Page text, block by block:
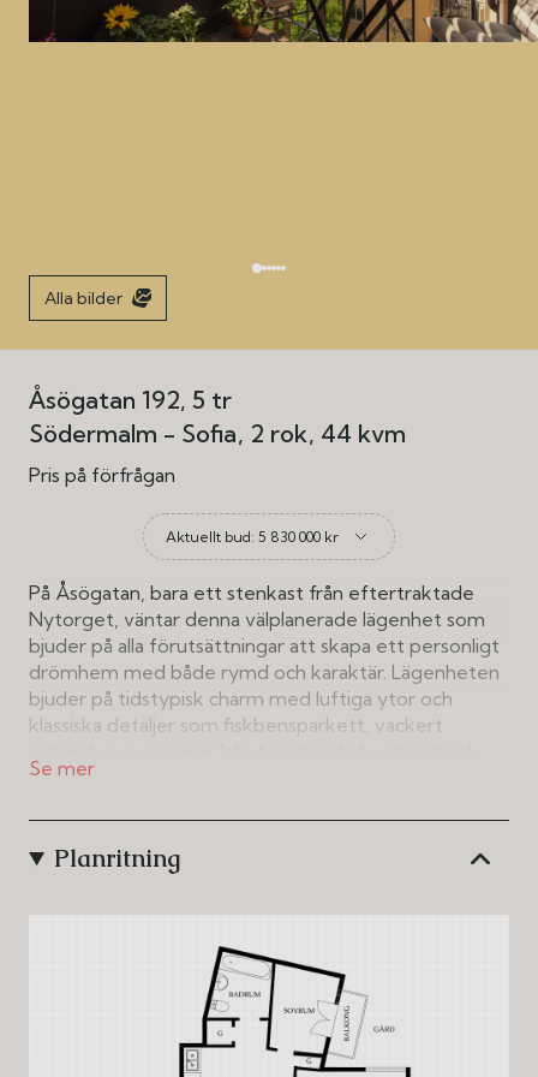
Alla bilder
Åsögatan 192, 5 tr
Södermalm - Sofia 2 rok 44 kvm
Pris på förfrågan
Aktuellt bud: 5 830 000 kr
På Åsögatan, bara ett stenkast från eftertraktade
Nytorget, väntar denna välplanerade lägenhet som
bjuder på alla förutsättningar att skapa ett personligt
drömhem med både rymd och karaktär. Lägenheten
bjuder på tidstypisk charm med luftiga ytor och
klassiska detaljer som fiskbensparkett, vackert
mot grönskande innergård. En riktig funkispärla som
Här bor du i en välskött fastighet från 1930, med
tvättstuga, cykelrum, gemensamhetslokal/
samt en trevlig gård. Brf Åsöberget är en stabil
förening med god ekonomi på anrika kvarter i SoFo
ett stenkast från såväl grönskande Vitabergsparken
samt pulserande Nytorget. I månadsavgiften ingår
bredband med hastighet 500 Mbit/s samt
Planritning